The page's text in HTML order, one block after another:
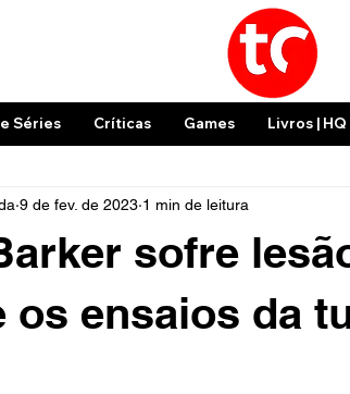
Séries Críticas Games Livros | HQ
sofre
os ensaios da
9 de fev. de 2023 1 min de leitura